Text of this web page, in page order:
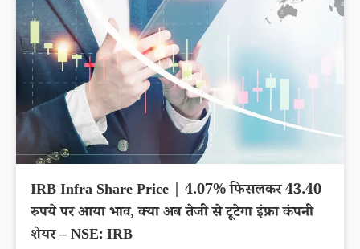
IRB Infra Share Price | 4.07% फिसलकर 43.40
रुपये पर आया भाव, क्या अब तेजी से टूटेगा इंफ्रा कंपनी
शेयर – NSE: IRB